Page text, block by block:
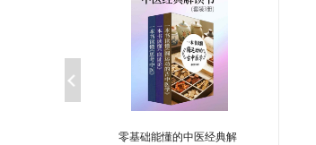
零基础能懂的中医经典解